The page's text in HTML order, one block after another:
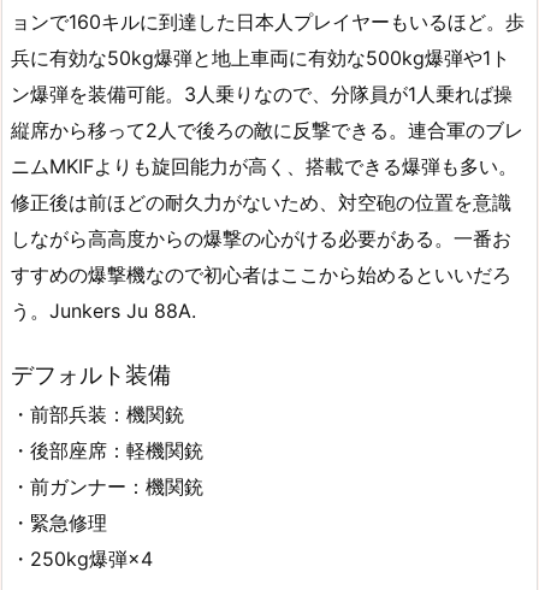
ョンで160キルに到達した日本人プレイヤーもいるほど。歩
兵に有効な50kg爆弾と地上車両に有効な500kg爆弾や1ト
ン爆弾を装備可能。3人乗りなので、分隊員が1人乗れば操
縦席から移って2人で後ろの敵に反撃できる。連合軍のブレ
ニムMKIFよりも旋回能力が高く、搭載できる爆弾も多い。
修正後は前ほどの耐久力がないため、対空砲の位置を意識
しながら高高度からの爆撃の心がける必要がある。一番お
すすめの爆撃機なので初心者はここから始めるといいだろ
う。Junkers Ju 88A.
デフォルト装備
・前部兵装：機関銃
・後部座席：軽機関銃
・前ガンナー：機関銃
・緊急修理
・250kg爆弾×4